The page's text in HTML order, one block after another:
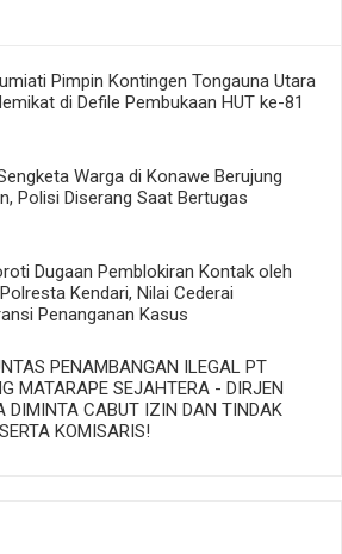
Pimpin Kontingen Tongauna Utara
di Defile Pembukaan HUT ke-81
Warga di Konawe Berujung
Polisi Diserang Saat Bertugas
Dugaan Pemblokiran Kontak oleh
Kendari, Nilai Cederai
Penanganan Kasus
PENAMBANGAN ILEGAL PT
MATARAPE SEJAHTERA - DIRJEN
DIMINTA CABUT IZIN DAN TINDAK
KOMISARIS!